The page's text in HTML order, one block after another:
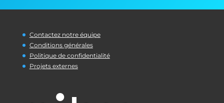
Contactez notre équipe
Conditions générales
Politique de confidentialité
Projets externes